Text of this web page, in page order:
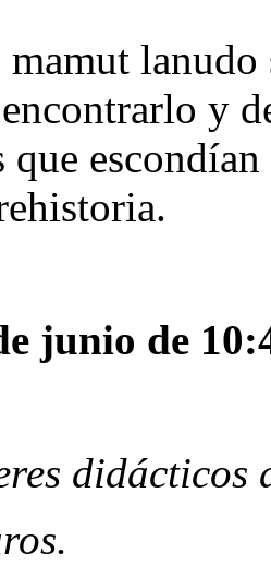
y
que
junio de
didácticos